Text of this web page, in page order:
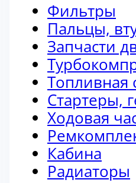
Фильтры
Пальцы,
Запчасти
Топливная
Стартеры,
Ходовая
Кабина
Радиаторы